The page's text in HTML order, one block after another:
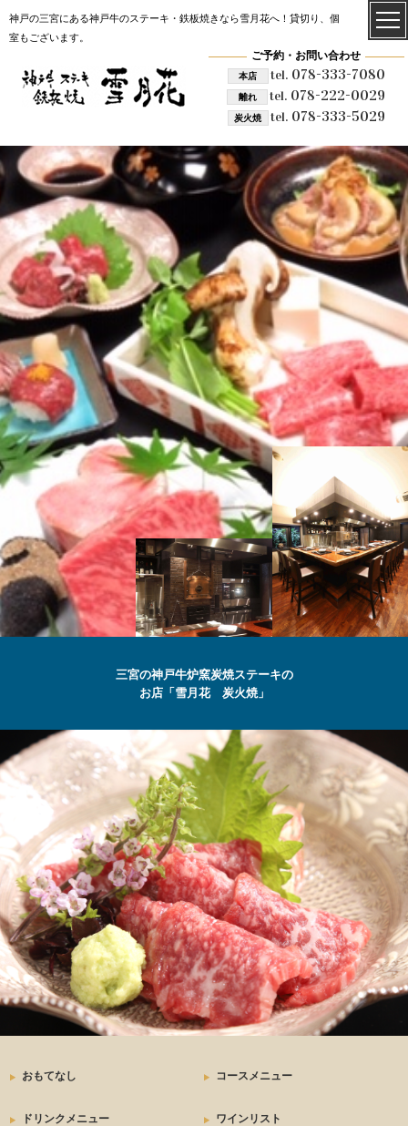
神戸の三宮にある神戸牛のステーキ・鉄板焼きなら雪月花へ！貸切り、個
室もございます。
ご予約・お問い合わせ
本店 tel.078-333-7080
離れ tel. 078-222-0029
炭火焼 tel.078-333-5029
雪月花 炭火焼
SETSUGEKKA
三宮の神戸牛炉窯炭焼ステーキの
お店「雪月花 炭火焼」
最高級の
神戸牛
ステーキ
おもてなし コースメニュー
ドリンクメニュー ワインリスト